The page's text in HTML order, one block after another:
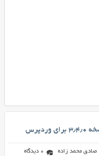
صادق محمد زاده 0 دیدگاه